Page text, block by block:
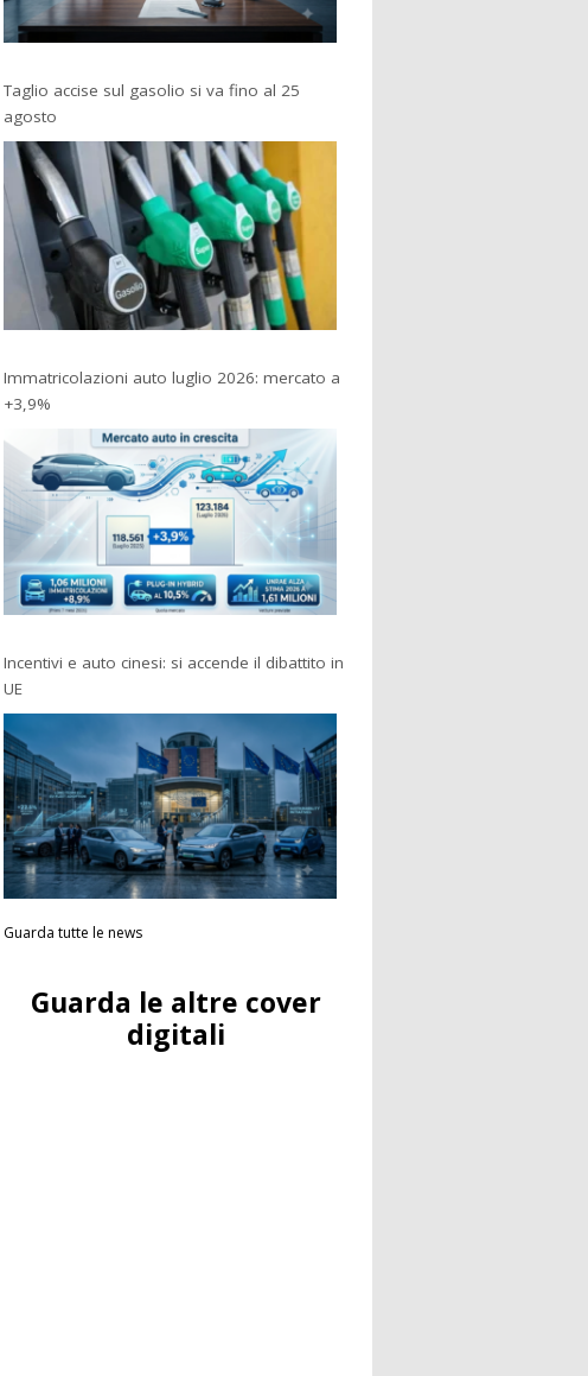
Taglio accise sul gasolio si va fino al 25
agosto
Immatricolazioni auto luglio 2026: mercato a
+3,9%
Incentivi e auto cinesi: si accende il dibattito in
UE
Guarda tutte le news
Guarda le altre cover
digitali